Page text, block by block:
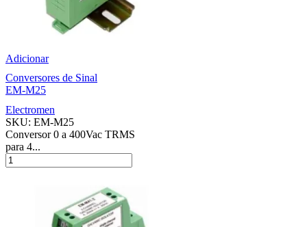
Adicionar
Conversores de Sinal
EM-M25
Electromen
SKU: EM-M25
Conversor 0 a 400Vac TRMS
para 4...